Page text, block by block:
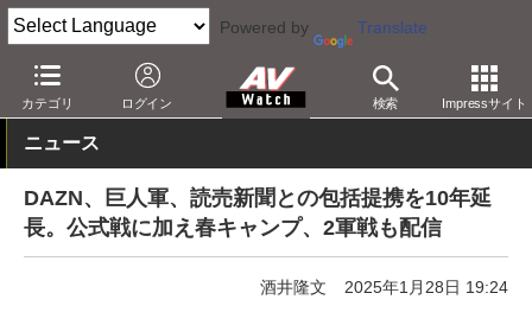
Powered by Translate
カテゴリ ログイン 検索 Impressサイト
AV Watch コンテンツ・サービス 映像配信 DAZN
ニュース
DAZN、巨人軍、読売新聞との包括提携を10年延
長。公式戦に加え春キャンプ、2軍戦も配信
酒井隆文 2025年1月28日 19:24